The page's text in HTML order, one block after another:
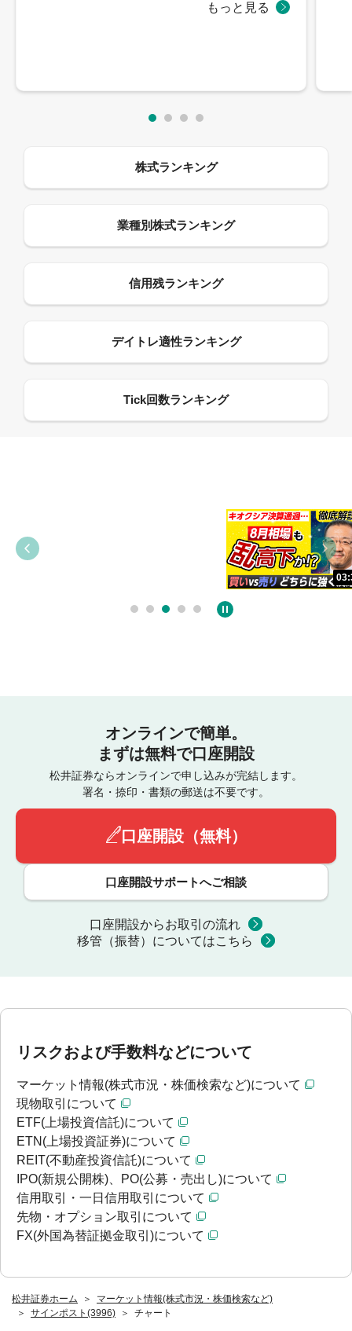
松井証券ホーム
マーケット情報(株式市況・株価検索など)
サインポスト(3996)
チャート
03:31
オンラインで簡単。
まずは無料で口座開設
松井証券ならオンラインで申し込みが完結します。
署名・捺印・書類の郵送は不要です。
口座開設（無料）
口座開設サポートへご相談
口座開設からお取引の流れ
移管（振替）についてはこちら
リスクおよび手数料などについて
マーケット情報(株式市況・株価検索など)について
現物取引について
ETF(上場投資信託)について
ETN(上場投資証券)について
REIT(不動産投資信託)について
IPO(新規公開株)、PO(公募・売出し)について
信用取引・一日信用取引について
先物・オプション取引について
FX(外国為替証拠金取引)について